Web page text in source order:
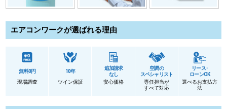
エアコンワークが選ばれる理由
無料0円
現場調査
10年
ツイン保証
追加請求
なし
安心価格
空調の
スペシャリスト
専任担当が
すべて対応
リース･
ローンOK
選べるお支払方
法